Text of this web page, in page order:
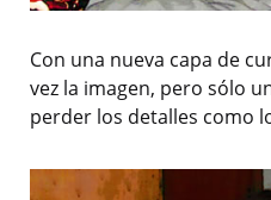
Con una nueva capa de
vez la imagen, pero sólo
perder los detalles como